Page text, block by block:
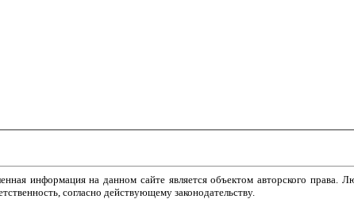
информация на данном сайте является объектом авторского права.
согласно действующему законодательству.